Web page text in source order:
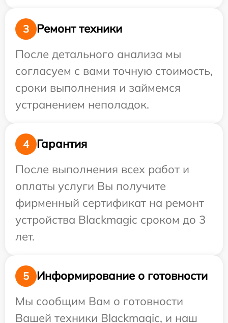
3
Ремонт техники
После детального анализа мы
согласуем с вами точную стоимость,
сроки выполнения и займемся
устранением неполадок.
4
Гарантия
После выполнения всех работ и
оплаты услуги Вы получите
фирменный сертификат на ремонт
устройства Blackmagic сроком до 3
лет.
5
Информирование о готовности
Мы сообщим Вам о готовности
Вашей техники Blackmagic, и наш